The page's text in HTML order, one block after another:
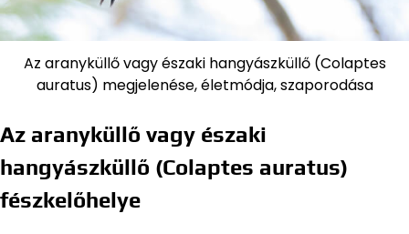
Az aranyküllő vagy északi hangyászküllő (Colaptes
auratus) megjelenése, életmódja, szaporodása
Az aranyküllő vagy északi
hangyászküllő (Colaptes auratus)
fészkelőhelye